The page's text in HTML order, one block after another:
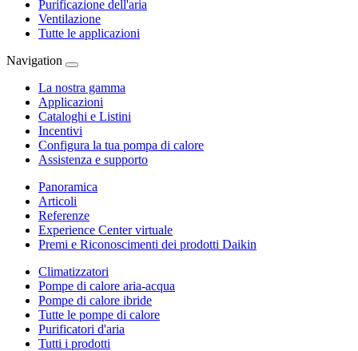
Purificazione dell'aria
Ventilazione
Tutte le applicazioni
Navigation
La nostra gamma
Applicazioni
Cataloghi e Listini
Incentivi
Configura la tua pompa di calore
Assistenza e supporto
Panoramica
Articoli
Referenze
Experience Center virtuale
Premi e Riconoscimenti dei prodotti Daikin
Climatizzatori
Pompe di calore aria-acqua
Pompe di calore ibride
Tutte le pompe di calore
Purificatori d'aria
Tutti i prodotti